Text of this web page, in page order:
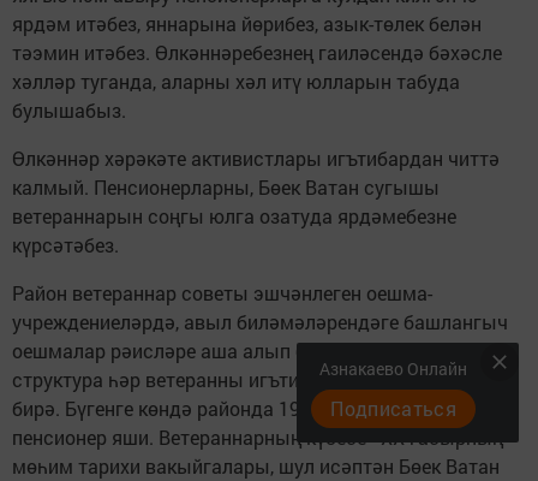
ярдәм итәбез, яннарына йөрибез, азык-төлек белән
тәэмин итәбез. Өлкәннәребезнең гаиләсендә бәхәсле
хәлләр туганда, аларны хәл итү юлларын табуда
булышабыз.
Өлкәннәр хәрәкәте активистлары игътибардан читтә
калмый. Пенсионерларны, Бөек Ватан сугышы
ветераннарын соңгы юлга озатуда ярдәмебезне
күрсәтәбез.
Район ветераннар советы эшчәнлеген оешма-
учреждениеләрдә, авыл биләмәләрендәге башлангыч
оешмалар рәисләре аша алып бара. Мондый төр
структура һәр ветеранны игътибарда тоту мөмкинлеге
бирә. Бүгенге көндә районда 19 меңнән артык
пенсионер яши. Ветераннарның күбесе - ХХ гасырның
мөһим тарихи вакыйгалары, шул исәптән Бөек Ватан
Азнакаево Онлайн
Подписаться